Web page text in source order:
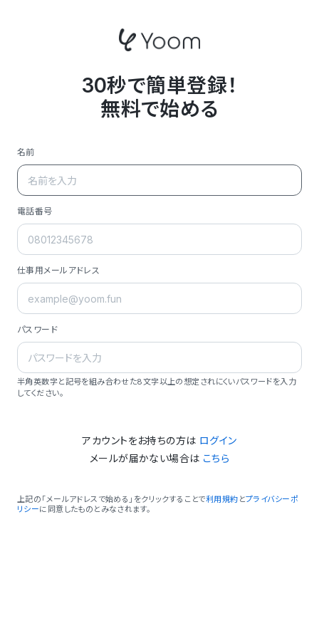
30秒で簡単登録！
無料で始める
名前
電話番号
仕事用メールアドレス
パスワード
半角英数字と記号を組み合わせた8文字以上の想定されにくいパスワードを入力
してください。
アカウントをお持ちの方は ログイン
メールが届かない場合は こちら
上記の「メールアドレスで始める」をクリックすることで利用規約 とプライバシーポ
リシーに同意したものとみなされます。